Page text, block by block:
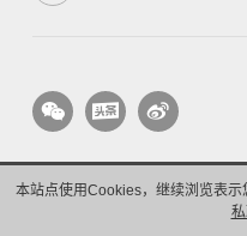
本站点使用Cookies，继续浏览表示
版权所有 © 华为技术有限公司
隐私